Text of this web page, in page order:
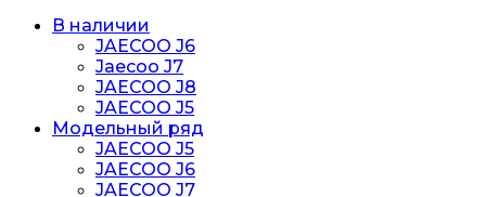
В наличии
JAECOO J6
Jaecoo J7
JAECOO J8
JAECOO J5
Модельный ряд
JAECOO J5
JAECOO J6
JAECOO J7